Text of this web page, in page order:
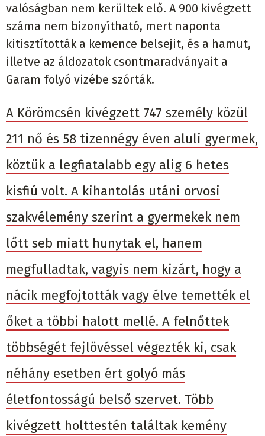
valóságban nem kerültek elő. A 900 kivégzett
száma nem bizonyítható, mert naponta
kitisztították a kemence belsejit, és a hamut,
illetve az áldozatok csontmaradványait a
Garam folyó vizébe szórták.
A Körömcsén kivégzett 747 személy közül
211 nő és 58 tizennégy éven aluli gyermek,
köztük a legfiatalabb egy alig 6 hetes
kisfiú volt. A kihantolás utáni orvosi
szakvélemény szerint a gyermekek nem
lőtt seb miatt hunytak el, hanem
megfulladtak, vagyis nem kizárt, hogy a
nácik megfojtották vagy élve temették el
őket a többi halott mellé. A felnőttek
többségét fejlövéssel végezték ki, csak
néhány esetben ért golyó más
életfontosságú belső szervet. Több
kivégzett holttestén találtak kemény